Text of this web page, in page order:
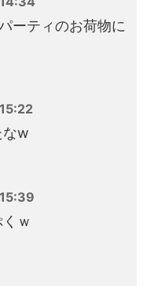
ーティのお荷物に
なw
ｗ